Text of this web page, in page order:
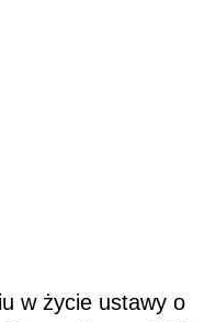
w życie ustawy o